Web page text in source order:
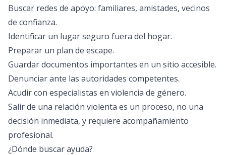
Buscar redes de apoyo: familiares, amistades, vecinos
de confianza.
Identificar un lugar seguro fuera del hogar.
Preparar un plan de escape.
Guardar documentos importantes en un sitio accesible.
Denunciar ante las autoridades competentes.
Acudir con especialistas en violencia de género.
Salir de una relación violenta es un proceso, no una
decisión inmediata, y requiere acompañamiento
profesional.
¿Dónde buscar ayuda?